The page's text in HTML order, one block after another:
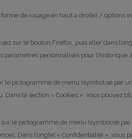
de rouage en haut a droite) / options
sur le bouton Firefox, puis aller dans
personnalisés pour
le pictogramme de menu (symbolisé par
la section « Cookies », vous pouvez
le pictogramme de menu (symbolisé
Dans l’onglet « Confidentialité », vous